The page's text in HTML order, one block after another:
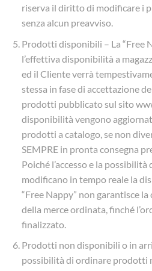
riserva il diritto di modificare i
senza alcun preavviso.
Prodotti disponibili – La “Free
l’effettiva disponibilità a
ed il Cliente verrà
stessa in fase di accettazione
prodotti pubblicato sul sito
disponibilità vengono
prodotti a catalogo, se non
SEMPRE in pronta consegna
Poiché l’accesso e la
modificano in tempo reale la
“Free Nappy” non garantisce
della merce ordinata, finché
finalizzato.
Prodotti non disponibili o in
possibilità di ordinare prodotti